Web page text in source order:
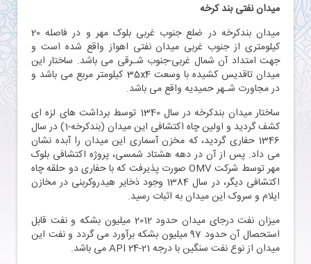
میدان نفتی بند كرخه
میدان بندکرخه در ضلع جنوب غربی بلوک مهر و در فاصله 20
کیلومتری از جنوب غربی ميدان نفتی اهواز واقع شده است و
جهت امتداد آن شمال غربی-جنوب شـرقی مى باشد. ساختار این
میدان تاقدیس کشیده با وسعت 35x4 کیلومتر مربع می باشد و
در مجاورت شـهر حمیدیه واقع می باشد.
ساختار میدان بندکرخه در سال 1340 توسط برداشت های لزه ای
کشف گردید و اولین چاه اکتشافی اين ميدان (بندكرخه-1) در سال
1346 حفاری گردید، که مخزن آسماری این میدان را آبده نشان
می داد. پس از آن در دهه هشتاد شمسی، پروژه اکتشافی بلوک
مهر توسط شرکت OMV صورت پذیرفت که با حفاری دو حلقه چاه
اکتشافی دیگر، در سال 1384 وجود ذخایر هیدروکربنی در مخازن
ایلام و سروک این میدان به اثبات رسید.
میزان نفت درجای میدان حدود 2012 ميليون بشکه و نفت قابل
استحصال آن حدود 97 میلیون بشکه برآورد می گردد و نفت این
میدان از نوع نفت سنگین با درجه API 24-21 می باشد.